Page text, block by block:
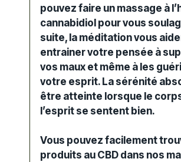
pouvez faire un massage à
cannabidiol pour vous
suite, la méditationvous
entrainer votre pensée à
vos maux et même à les
votre esprit. La sérénité
être atteinte lorsque le
l’esprit se sentent bien.
Vous pouvez facilement
produits au CBD dans nos